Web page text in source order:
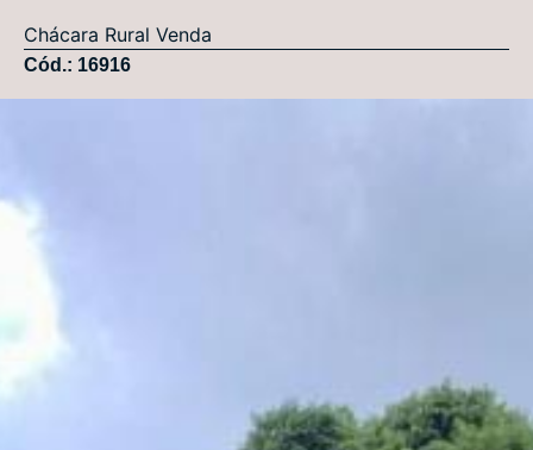
Chácara Rural Venda
Cód.: 16916